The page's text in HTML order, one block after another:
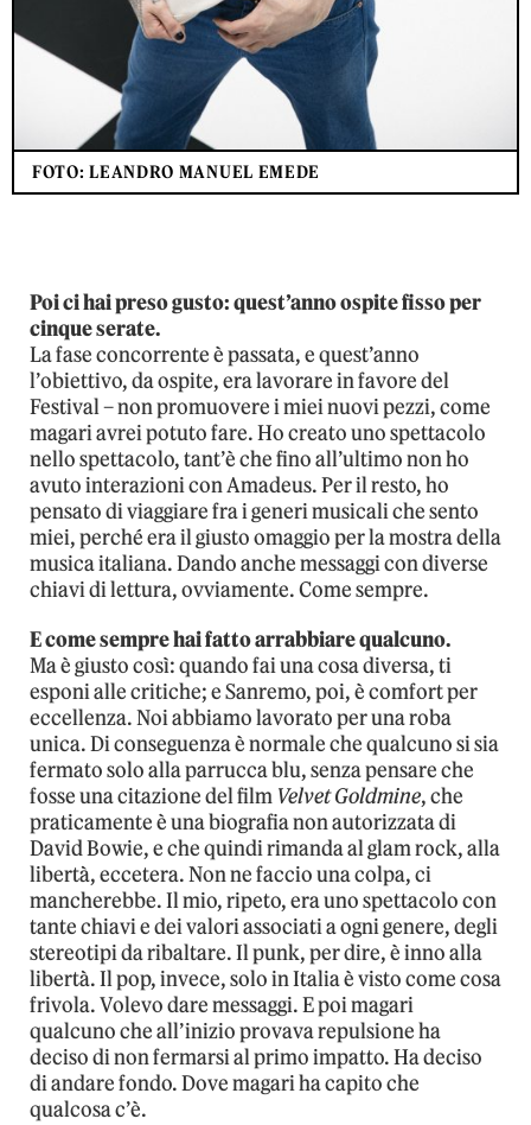
FOTO: LEANDRO MANUEL EMEDE
Poi ci hai preso gusto: quest’anno ospite fisso per
cinque serate.
La fase concorrente è passata, e quest’anno
l’obiettivo, da ospite, era lavorare in favore del
Festival – non promuovere i miei nuovi pezzi, come
magari avrei potuto fare. Ho creato uno spettacolo
nello spettacolo, tant’è che fino all’ultimo non ho
avuto interazioni con Amadeus. Per il resto, ho
pensato di viaggiare fra i generi musicali che sento
miei, perché era il giusto omaggio per la mostra della
musica italiana. Dando anche messaggi con diverse
chiavi di lettura, ovviamente. Come sempre.
E come sempre hai fatto arrabbiare qualcuno.
Ma è giusto così: quando fai una cosa diversa, ti
esponi alle critiche; e Sanremo, poi, è comfort per
eccellenza. Noi abbiamo lavorato per una roba
unica. Di conseguenza è normale che qualcuno si sia
fermato solo alla parrucca blu, senza pensare che
fosse una citazione del film Velvet Goldmine, che
praticamente è una biografia non autorizzata di
David Bowie, e che quindi rimanda al glam rock, alla
libertà, eccetera. Non ne faccio una colpa, ci
mancherebbe. Il mio, ripeto, era uno spettacolo con
tante chiavi e dei valori associati a ogni genere, degli
stereotipi da ribaltare. Il punk, per dire, è inno alla
libertà. Il pop, invece, solo in Italia è visto come cosa
frivola. Volevo dare messaggi. E poi magari
qualcuno che all’inizio provava repulsione ha
deciso di non fermarsi al primo impatto. Ha deciso
di andare fondo. Dove magari ha capito che
qualcosa c’è.